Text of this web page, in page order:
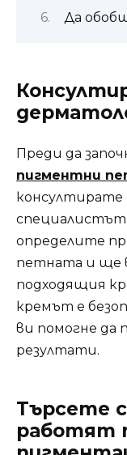
Да
Преди да
пигментни
консултирате
определите
петната и ще
подходящия
кремът е
ви помогне да
резултати.
Търсете
работят